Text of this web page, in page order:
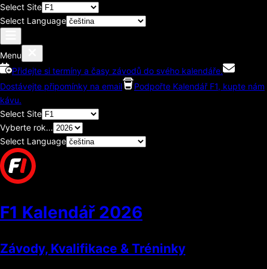
Select Site
Select Language
Menu
Přidejte si termíny a časy závodů do svého kalendáře.
Dostávejte připomínky na email
Podpořte Kalendář F1, kupte nám
kávu.
Select Site
Vyberte rok...
Select Language
F1 Kalendář 2026
Závody, Kvalifikace & Tréninky